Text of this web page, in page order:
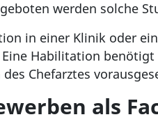
werden solche
in einer Klinik oder
Habilitation
Chefarztes
als